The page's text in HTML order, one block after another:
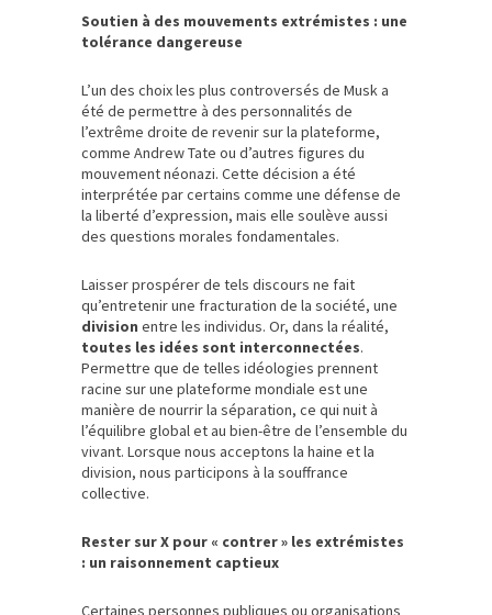
Soutien à des mouvements extrémistes : une
tolérance dangereuse
L’un des choix les plus controversés de Musk a
été de permettre à des personnalités de
l’extrême droite de revenir sur la plateforme,
comme Andrew Tate ou d’autres figures du
mouvement néonazi. Cette décision a été
interprétée par certains comme une défense de
la liberté d’expression, mais elle soulève aussi
des questions morales fondamentales.
Laisser prospérer de tels discours ne fait
qu’entretenir une fracturation de la société, une
division entre les individus. Or, dans la réalité,
toutes les idées sont interconnectées.
Permettre que de telles idéologies prennent
racine sur une plateforme mondiale est une
manière de nourrir la séparation, ce qui nuit à
l’équilibre global et au bien-être de l’ensemble du
vivant. Lorsque nous acceptons la haine et la
division, nous participons à la souffrance
collective.
Rester sur X pour « contrer » les extrémistes
: un raisonnement captieux
Certaines personnes publiques ou organisations